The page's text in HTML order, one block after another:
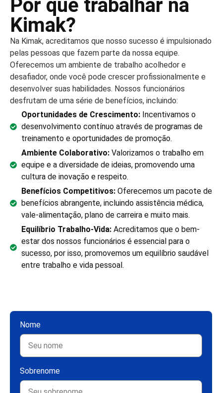
Por que trabalhar na
Kimak?
Na Kimak, acreditamos que nosso sucesso é impulsionado
pelas pessoas que fazem parte da nossa equipe.
Oferecemos um ambiente de trabalho acolhedor e
desafiador, onde você pode crescer profissionalmente e
desenvolver suas habilidades. Nossos funcionários
desfrutam de uma série de benefícios, incluindo:
Oportunidades de Crescimento:Incentivamos o
desenvolvimento contínuo através de programas de
treinamento e oportunidades de promoção.
Ambiente Colaborativo:Valorizamos o trabalho em
equipe e a diversidade de ideias, promovendo uma
cultura de inovação e respeito.
Benefícios Competitivos:Oferecemos um pacote de
benefícios abrangente, incluindo assistência médica,
vale-alimentação, plano de carreira e muito mais.
Equilíbrio Trabalho-Vida:Acreditamos que o bem-
estar dos nossos funcionários é essencial para o
sucesso, por isso, promovemos um equilíbrio saudável
entre trabalho e vida pessoal.
Nome
Sobrenome